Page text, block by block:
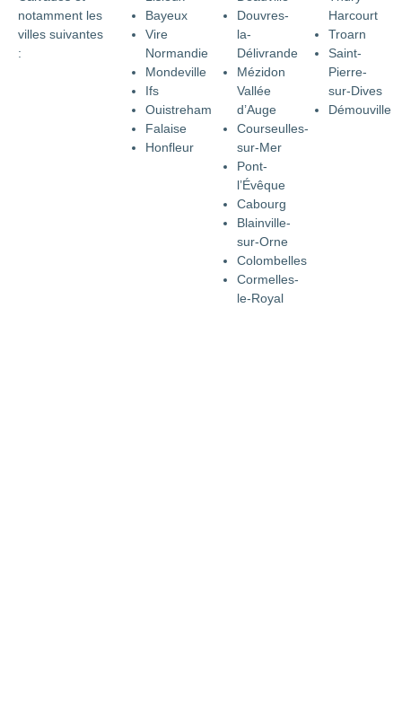
notamment les
villes suivantes
:
Bayeux
Vire
Normandie
Mondeville
Ifs
Ouistreham
Falaise
Honfleur
Douvres-
la-
Délivrande
Mézidon
Vallée
d’Auge
Courseulles-
sur-Mer
Pont-
l’Évêque
Cabourg
Blainville-
sur-Orne
Colombelles
Cormelles-
le-Royal
Harcourt
Troarn
Saint-
Pierre-
sur-Dives
Démouville